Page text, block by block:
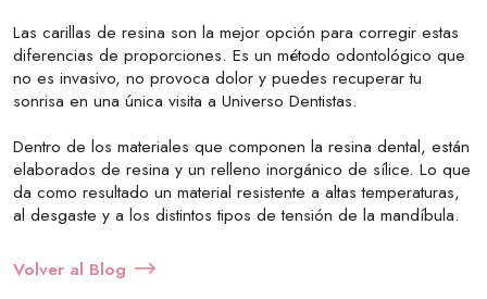
Las carillas de resina son la mejor opción para corregir estas
diferencias de proporciones. Es un método odontológico que
no es invasivo, no provoca dolor y puedes recuperar tu
sonrisa en una única visita a Universo Dentistas.
Dentro de los materiales que componen la resina dental, están
elaborados de resina y un relleno inorgánico de sílice. Lo que
da como resultado un material resistente a altas temperaturas,
al desgaste y a los distintos tipos de tensión de la mandíbula.
Volver al Blog